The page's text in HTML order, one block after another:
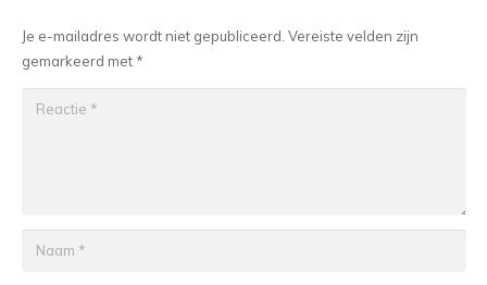
Je e-mailadres wordt niet gepubliceerd. Vereiste velden zijn
gemarkeerd met *